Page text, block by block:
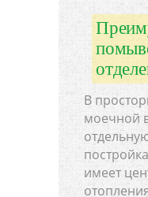
В
моечной
имеет